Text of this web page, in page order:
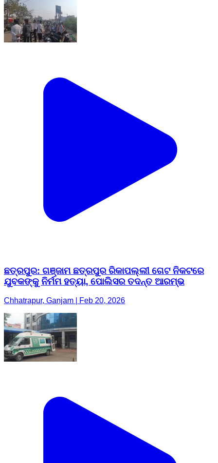
ଛତ୍ରପୁର: ଗଞ୍ଜାମ ଛତ୍ରପୁର ରିକାପଲ୍ଲୀ ଗେଟ ନିକଟରେ
ଯୁବକଙ୍କୁ ନିର୍ମମ ହତ୍ୟା, ପୋଲିସର ତଦନ୍ତ ଆରମ୍ଭ
Chhatrapur, Ganjam | Feb 20, 2026